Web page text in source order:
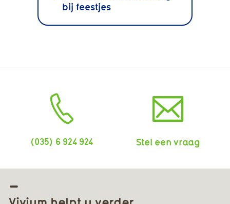
bij feestjes
(035) 6 924 924 Stel een vraag